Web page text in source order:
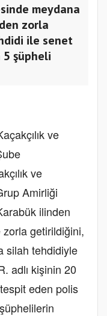
meydana
zorla
ile senet
5 şüpheli
ve
ve
Amirliği
ilinden
zorla getirildiğini,
silah tehdidiyle
adlı kişinin 20
eden polis